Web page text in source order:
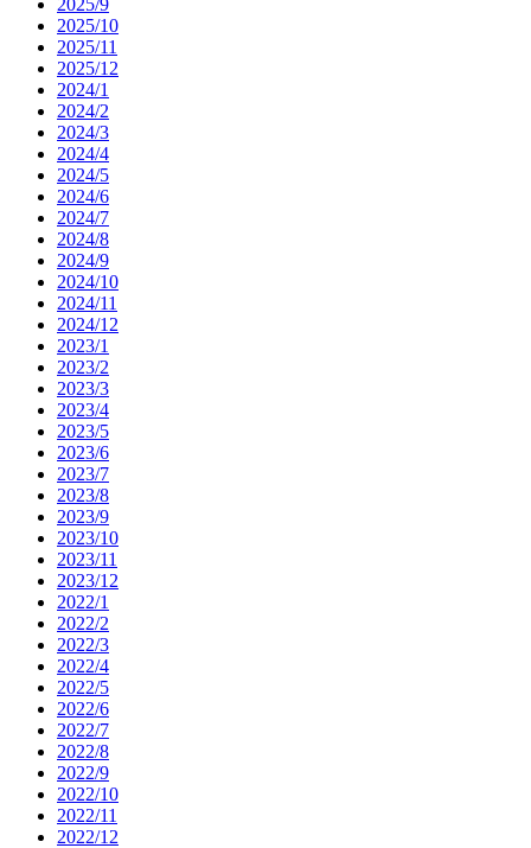
2025/10
2025/11
2025/12
2024/1
2024/2
2024/3
2024/4
2024/5
2024/6
2024/7
2024/8
2024/9
2024/10
2024/11
2024/12
2023/1
2023/2
2023/3
2023/4
2023/5
2023/6
2023/7
2023/8
2023/9
2023/10
2023/11
2023/12
2022/1
2022/2
2022/3
2022/4
2022/5
2022/6
2022/7
2022/8
2022/9
2022/10
2022/11
2022/12